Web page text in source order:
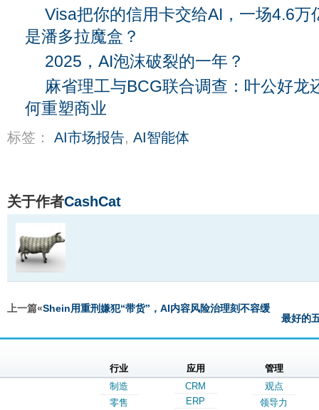
Visa把你的信用卡交给AI，一场4.6万
是潘多拉魔盒？
2025，AI泡沫破裂的一年？
麻省理工与BCG联合调查：叶公好龙
何重塑商业
标签： AI市场报告, AI智能体
关于作者CashCat
上一篇«Shein用重刑嫌犯“带货”，AI内容风险治理刻不容缓
最好的
行业
制造
零售
应用
CRM
ERP
管理
观点
领导力